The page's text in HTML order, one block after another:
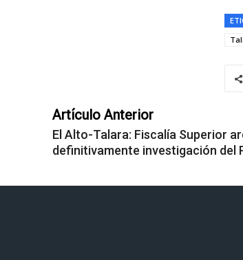
Artículo Anterior
El Alto-Talara: Fiscalía Superior
definitivamente investigación del